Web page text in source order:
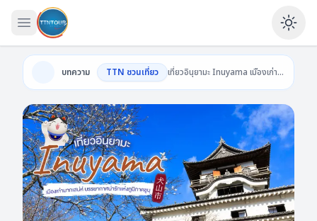
เปิดเมนู
บทความ TTN ชวนเที่ยว เที่ยวอินุยามะ Inuyama เมืองเก่ามากเสน่ห์ บรรยากาศน่ารักแห่งภูมิภาคชูบุ